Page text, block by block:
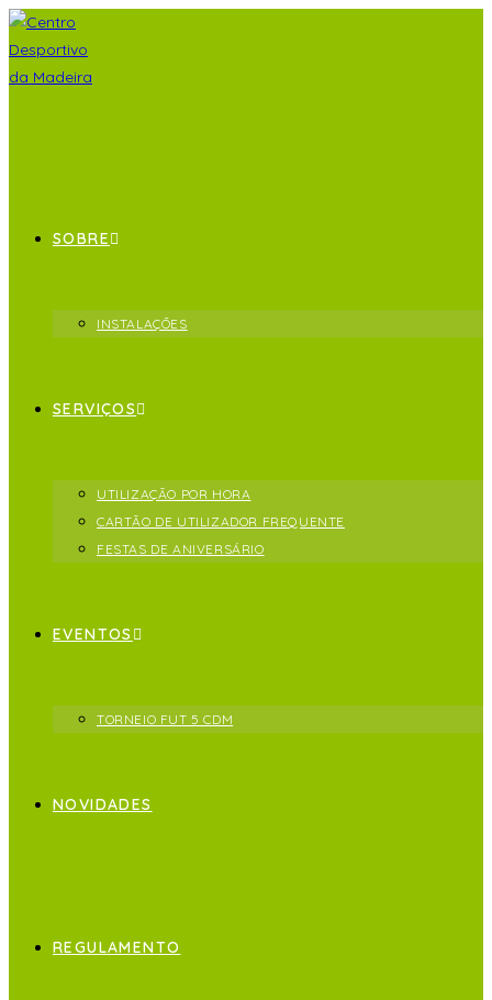
SOBRE
INSTALAÇÕES
SERVIÇOS
UTILIZAÇÃO POR HORA
CARTÃO DE UTILIZADOR FREQUENTE
FESTAS DE ANIVERSÁRIO
EVENTOS
TORNEIO FUT 5 CDM
NOVIDADES
REGULAMENTO